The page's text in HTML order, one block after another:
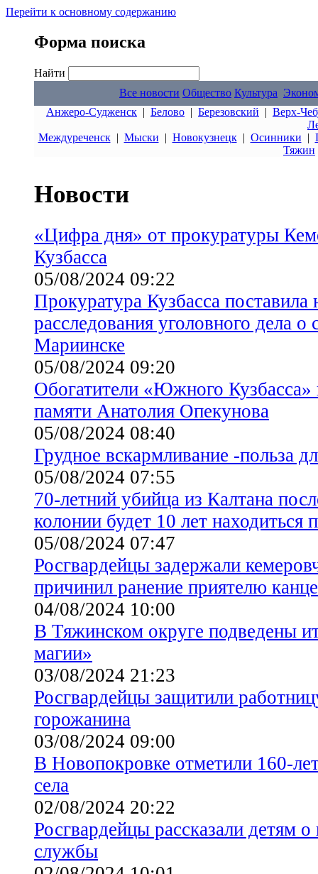
Перейти к основному содержанию
Форма поиска
Найти
Все новости Общество Культура
Анжеро-Судженск | Белово | Березовский | Верх-
Междуреченск| Мыски | Новокузнецк| Осинники |
Тяжин
Новости
«Цифра дня» от прокуратуры
Кузбасса
05/08/2024 09:22
Прокуратура Кузбасса поставила
расследования уголовного дела
Мариинске
05/08/2024 09:20
Обогатители «Южного Кузбасса»
памяти Анатолия Опекунова
05/08/2024 08:40
Грудное вскармливание -польза
05/08/2024 07:55
70-летний убийца из Калтана
колонии будет 10 лет находиться
05/08/2024 07:47
Росгвардейцы задержали
причинил ранение приятелю
04/08/2024 10:00
В Тяжинском округе подведены
магии»
03/08/2024 21:23
Росгвардейцы защитили
горожанина
03/08/2024 09:00
В Новопокровке отметили 160-
села
02/08/2024 20:22
Росгвардейцы рассказали детям
службы